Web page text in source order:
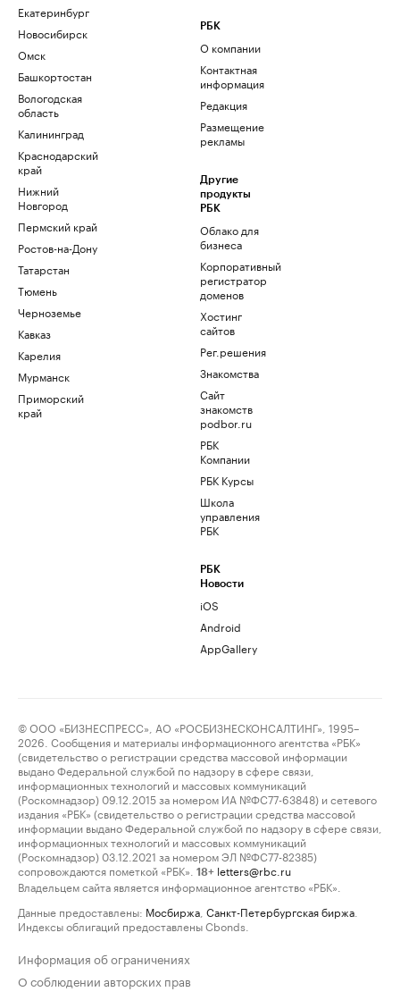
Екатеринбург
Новосибирск
Омск
Башкортостан
Вологодская
область
Калининград
Краснодарский
край
Нижний
Новгород
Пермский край
Ростов-на-Дону
Татарстан
Тюмень
Черноземье
Кавказ
Карелия
Мурманск
Приморский
край
РБК
О компании
Контактная
информация
Редакция
Размещение
рекламы
Другие
продукты
РБК
Облако для
бизнеса
Корпоративный
регистратор
доменов
Хостинг
сайтов
Рег.решения
Знакомства
Сайт
знакомств
podbor.ru
РБК
Компании
РБК Курсы
Школа
управления
РБК
РБК
Новости
iOS
Android
AppGallery
© ООО «БИЗНЕСПРЕСС», АО «РОСБИЗНЕСКОНСАЛТИНГ», 1995–
2026. Сообщения и материалы информационного агентства «РБК»
(свидетельство о регистрации средства массовой информации
выдано Федеральной службой по надзору в сфере связи,
информационных технологий и массовых коммуникаций
(Роскомнадзор) 09.12.2015 за номером ИА №ФС77-63848) и сетевого
издания «РБК» (свидетельство о регистрации средства массовой
информации выдано Федеральной службой по надзору в сфере связи,
информационных технологий и массовых коммуникаций
(Роскомнадзор) 03.12.2021 за номером ЭЛ №ФС77-82385)
сопровождаются пометкой «РБК».
18+ letters@rbc.ru
Владельцем сайта является информационное агентство «РБК».
Данные предоставлены: Мосбиржа Санкт-Петербургская биржа
Индексы облигаций предоставлены Cbonds.
Информация об ограничениях
О соблюдении авторских прав